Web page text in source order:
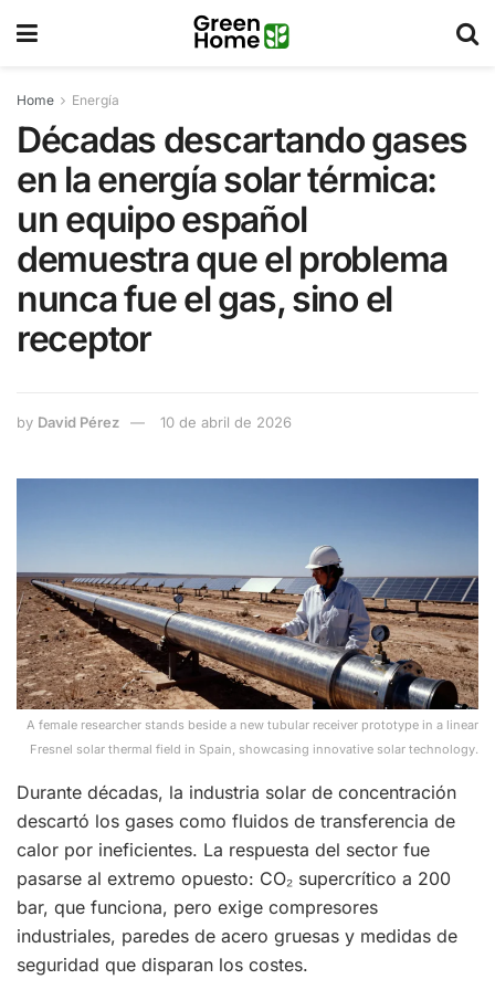
Home Energía
Décadas descartando gases
en la energía solar térmica:
un equipo español
demuestra que el problema
nunca fue el gas, sino el
receptor
by David Pérez 10 de abril de 2026
A female researcher stands beside a new tubular receiver prototype in a linear
Fresnel solar thermal field in Spain, showcasing innovative solar technology.
Durante décadas, la industria solar de concentración
descartó los gases como fluidos de transferencia de
calor por ineficientes. La respuesta del sector fue
pasarse al extremo opuesto: CO₂ supercrítico a 200
bar, que funciona, pero exige compresores
industriales, paredes de acero gruesas y medidas de
seguridad que disparan los costes.